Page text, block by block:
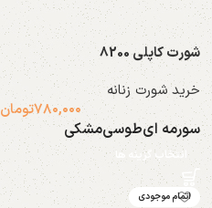
شورت کاپلی 8200
خرید شورت زنانه
۷۸۰,۰۰۰تومان
سورمه ایطوسیمشکی
انتخاب گزینه ها
اتمام موجودی